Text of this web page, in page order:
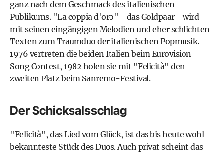
ganz nach dem Geschmack des italienischen
Publikums. "La coppia d'oro" - das Goldpaar - wird
mit seinen eingängigen Melodien und eher schlichten
Texten zum Traumduo der italienischen Popmusik.
1976 vertreten die beiden Italien beim Eurovision
Song Contest, 1982 holen sie mit "Felicità" den
zweiten Platz beim Sanremo-Festival.
Der Schicksalsschlag
"Felicità", das Lied vom Glück, ist das bis heute wohl
bekannteste Stück des Duos. Auch privat scheint das